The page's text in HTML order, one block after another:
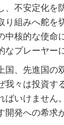
不安定化を
組みへ舵
核的な使
プレーヤー
、先進国の
々は投資
いけませ
発への希求